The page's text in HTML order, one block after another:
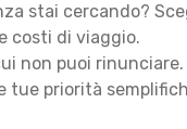
stai cercando?
costi di viaggio.
non puoi
priorità